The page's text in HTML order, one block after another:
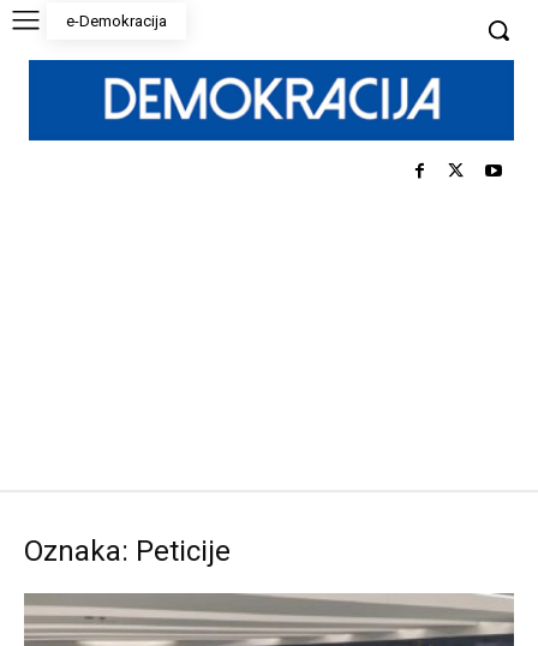
e-Demokracija
Oznaka: Peticije